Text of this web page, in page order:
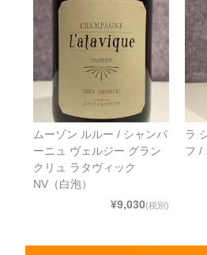
ムーゾン ルルー / シャンパ
ーニュ ヴェルジー グラン
クリュ ラタヴィック
NV（白泡）
¥9,030(税別)
ラ
フ /